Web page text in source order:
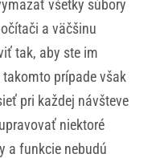
všetky súbory
a väčšinu
tak, aby ste im
prípade však
pri každej návšteve
niektoré
a funkcie nebudú